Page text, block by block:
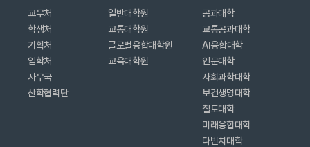
교무처
학생처
기획처
입학처
사무국
산학협력단
일반대학원
교통대학원
글로벌융합대학원
교육대학원
공과대학
교통공과대학
AI융합대학
인문대학
사회과학대학
보건생명대학
철도대학
미래융합대학
다빈치대학